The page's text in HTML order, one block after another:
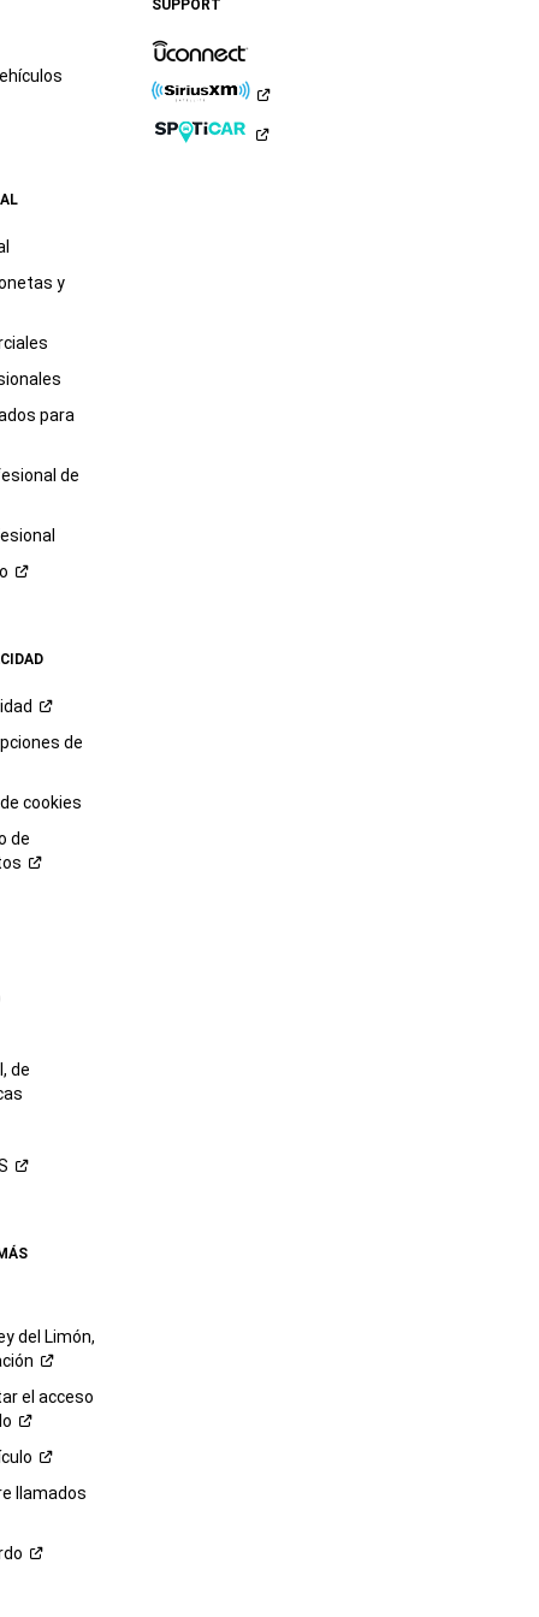
y
para
de
de
cookies
de
de
del Limón,
el acceso
llamados
SUPPORT